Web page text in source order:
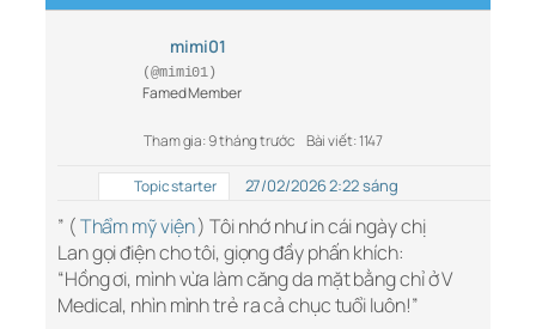
mimi01
(@mimi01)
Famed Member
Tham gia: 9 tháng trước Bài viết: 1147
Topic starter 27/02/2026 2:22 sáng
” (Thẩm mỹ viện) Tôi nhớ như in cái ngày chị
Lan gọi điện cho tôi, giọng đầy phấn khích:
“Hồng ơi, mình vừa làm căng da mặt bằng chỉ ở V
Medical, nhìn mình trẻ ra cả chục tuổi luôn!”